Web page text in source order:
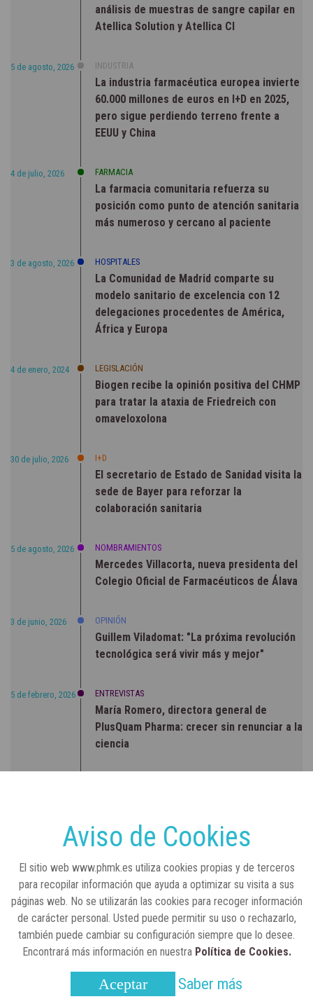
análisis de muestras de sangre capilar en
Atellica Solution y Atellica CI
5 de agosto, 2026 INDUSTRIA
La industria farmacéutica europea invierte
60.000 millones de euros en I+D en 2025,
pero sigue perdiendo terreno frente a
EEUU y China
4 de julio, 2026 FARMACIA
La farmacia comunitaria refuerza su
posición como punto de atención sanitaria
más numeroso y cercano al paciente
3 de agosto, 2026 HOSPITALES
La Comunidad de Madrid comparte su
modelo sanitario de excelencia con 12
delegaciones procedentes de América,
África y Europa
4 de enero, 2024 LEGISLACIÓN
Biogen recibe la opinión positiva del CHMP
para tratar la ataxia de Friedreich con
omaveloxolona
30 de julio, 2026 I+D
El secretario de Estado de Sanidad visita la
sede de Bayer para reforzar la
colaboración sanitaria
5 de agosto, 2026 NOMBRAMIENTOS
Mercedes Villacorta, nueva presidenta del
Colegio Oficial de Farmacéuticos de Álava
3 de junio, 2026 OPINIÓN
Guillem Viladomat: "La próxima revolución
tecnológica será vivir más y mejor"
5 de febrero, 2026 ENTREVISTAS
María Romero, directora general de
PlusQuam Pharma: crecer sin renunciar a la
ciencia
Lilly impulsa "Razones de Peso" para
visibilizar la obesidad
25 de marzo, 2023 ENTRE BASTIDORES
Real Academia Nacional de Farmacia: un
la sociedad actual
Aviso de Cookies
El sitio web www.phmk.es utiliza cookies propias y de terceros
para recopilar información que ayuda a optimizar su visita a sus
páginas web. No se utilizarán las cookies para recoger información
de carácter personal. Usted puede permitir su uso o rechazarlo,
también puede cambiar su configuración siempre que lo desee.
Encontrará más información en nuestra Política de Cookies.
Aceptar Saber más